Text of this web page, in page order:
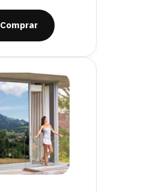
Comprar